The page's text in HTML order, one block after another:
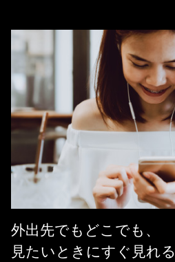
外出先でもどこでも、
見たいときにすぐ見れる